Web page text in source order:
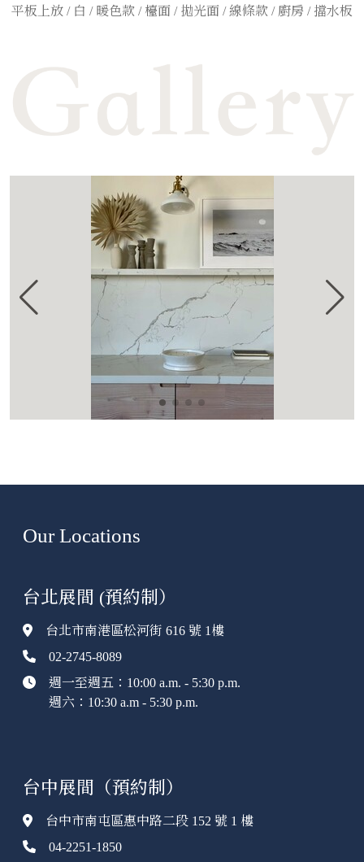
平板上放 / 白 / 暖色款 / 檯面 / 拋光面 / 線條款 / 廚房 / 擋水板
Our Locations
台北展間 (預約制）
台北市南港區松河街 616 號 1樓
02-2745-8089
週一至週五：10:00 a.m. - 5:30 p.m.
週六：10:30 a.m - 5:30 p.m.
台中展間（預約制）
台中市南屯區惠中路二段 152 號 1 樓
04-2251-1850